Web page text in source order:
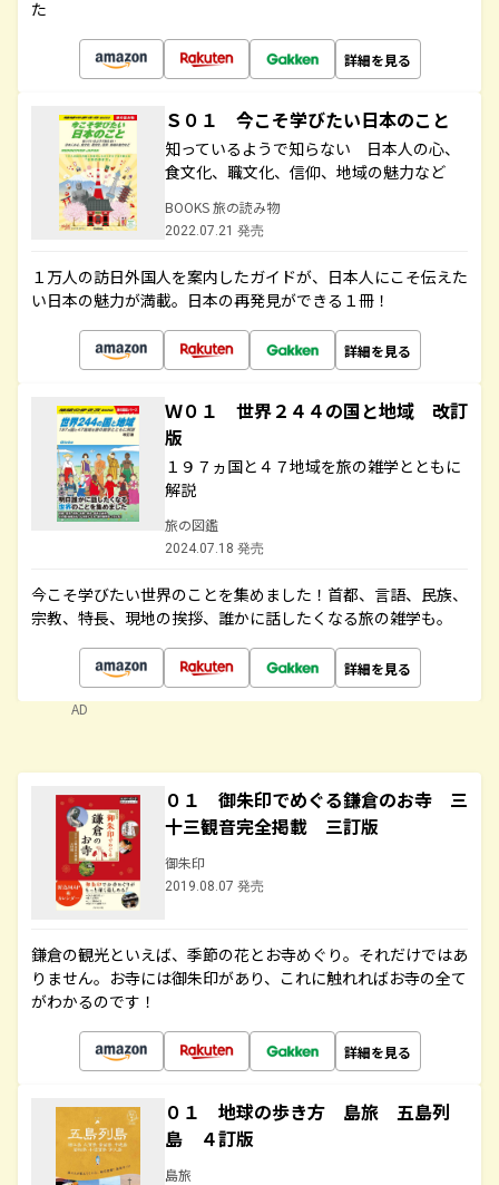
た
詳細を見る
Ｓ０１ 今こそ学びたい日本のこと
知っているようで知らない 日本人の心、
食文化、職文化、信仰、地域の魅力など
BOOKS 旅の読み物
2022.07.21 発売
１万人の訪日外国人を案内したガイドが、日本人にこそ伝えた
い日本の魅力が満載。日本の再発見ができる１冊！
詳細を見る
Ｗ０１ 世界２４４の国と地域 改訂
版
１９７ヵ国と４７地域を旅の雑学とともに
解説
旅の図鑑
2024.07.18 発売
今こそ学びたい世界のことを集めました！首都、言語、民族、
宗教、特長、現地の挨拶、誰かに話したくなる旅の雑学も。
詳細を見る
AD
０１ 御朱印でめぐる鎌倉のお寺 三
十三観音完全掲載 三訂版
御朱印
2019.08.07 発売
鎌倉の観光といえば、季節の花とお寺めぐり。それだけではあ
りません。お寺には御朱印があり、これに触れればお寺の全て
がわかるのです！
詳細を見る
０１ 地球の歩き方 島旅 五島列
島 ４訂版
島旅